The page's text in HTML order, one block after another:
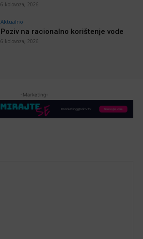
6 kolovoza, 2026
Aktualno
Poziv na racionalno korištenje vode
6 kolovoza, 2026
-Marketing-